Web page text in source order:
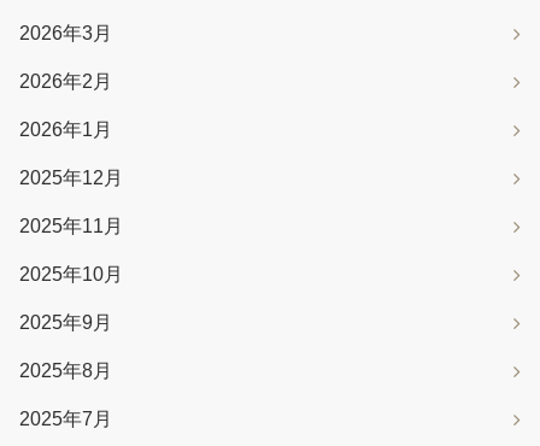
2026年3月
2026年2月
2026年1月
2025年12月
2025年11月
2025年10月
2025年9月
2025年8月
2025年7月